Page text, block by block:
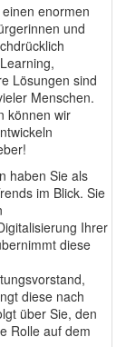
enormen
und
Lösungen sind
Menschen.
können wir
haben Sie als
im Blick. Sie
Ihrer
diese
diese nach
über Sie, den
Rolle auf dem